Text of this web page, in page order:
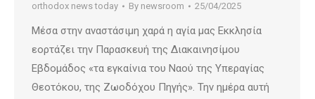
orthodox news today By newsroom 25/04/2025
Μέσα στην αναστάσιμη χαρά η αγία μας Εκκλησία
εορτάζει την Παρασκευή της Διακαινησίμου
Εβδομάδος «τα εγκαίνια του Ναού της Υπεραγίας
Θεοτόκου, της Ζωοδόχου Πηγής». Την ημέρα αυτή